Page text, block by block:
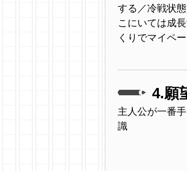
する／冷戦状
こにいては成
くりでマイペ
4.願
主人公が一番
識